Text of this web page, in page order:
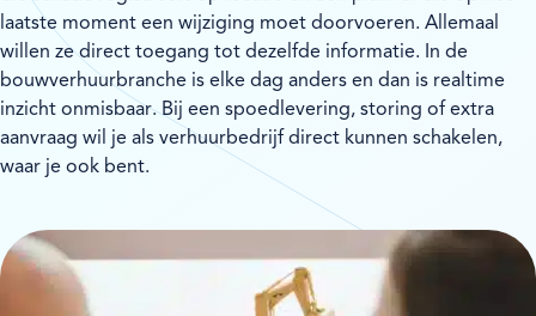
laatste moment een wijziging moet doorvoeren. Allemaal
willen ze direct toegang tot dezelfde informatie. In de
bouwverhuurbranche is elke dag anders en dan is realtime
inzicht onmisbaar. Bij een spoedlevering, storing of extra
aanvraag wil je als verhuurbedrijf direct kunnen schakelen,
waar je ook bent.